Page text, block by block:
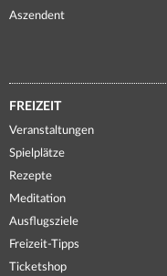
Aszendent
FREIZEIT
Veranstaltungen
Spielplätze
Rezepte
Meditation
Ausflugsziele
Freizeit-Tipps
Ticketshop